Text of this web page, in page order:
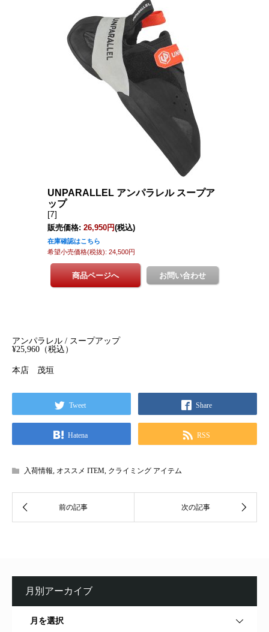
アンパラレル / スープアップ
¥25,960（税込）
本店 茂垣
Tweet Share
Hatena RSS
入荷情報, オススメ ITEM, クライミング アイテム
月別アーカイブ
月を選択